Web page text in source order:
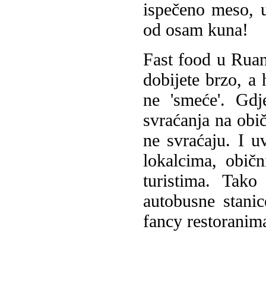
ispečeno
od osam kuna!
Fast food u
dobijete brzo, a
ne 'smeće'.
svraćanja na
ne svraćaju. I
lokalcima,
turistima.
autobusne
fancy